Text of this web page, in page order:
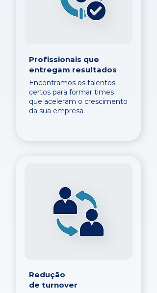
Profissionais que
entregam resultados
Encontramos os talentos
certos para formar times
que aceleram o crescimento
da sua empresa.
Redução
de turnover